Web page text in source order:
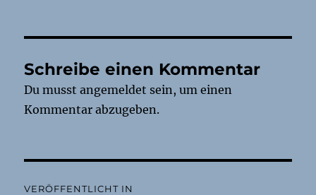
Schreibe einen Kommentar
Du musstangemeldet sein, um einen
Kommentar abzugeben.
VERÖFFENTLICHT IN